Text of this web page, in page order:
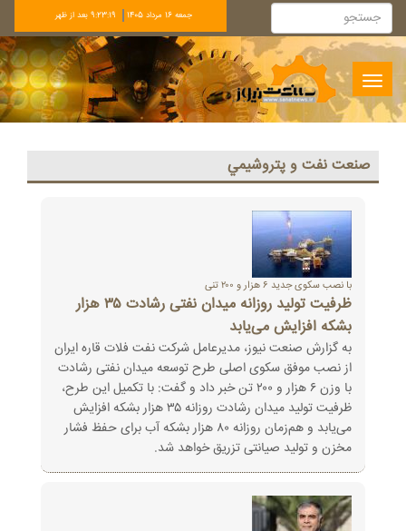
جمعه 16 مرداد 1405 9:23:19 بعد از ظهر
Toggle
navigation
صنعت نفت و پتروشيمي
با نصب سکوی جدید ۶ هزار و ۲۰۰ تنی
ظرفیت تولید روزانه میدان نفتی رشادت ۳۵ هزار
بشکه‌ افزایش می‌یابد
به گزارش صنعت نیوز، مدیرعامل شرکت نفت فلات قاره ایران
از نصب موفق سکوی اصلی طرح توسعه میدان نفتی رشادت
با وزن ۶ هزار و ۲۰۰ تن خبر داد و گفت: با تکمیل این طرح،
ظرفیت تولید میدان رشادت روزانه ۳۵ هزار بشکه افزایش
می‌یابد و هم‌زمان روزانه ۸۰ هزار بشکه آب برای حفظ فشار
مخزن و تولید صیانتی تزریق خواهد شد.